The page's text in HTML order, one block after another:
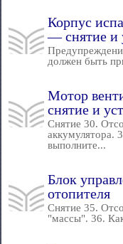
Корпус
— снятие и
должен быть
Мотор
снятие и
Снятие 30.
аккумулятора.
выполните...
Блок
отопителя
Снятие 35.
"массы". 36.